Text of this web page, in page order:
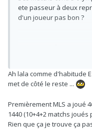
ete passeur à deux
d'un joueur pas bon ?
bon. Quand il lui
Ah lala comme d'habitude
met de côté le reste ...
Premièrement MLS a joué
1440 (10+4+2 matchs
Rien que ça je trouve ça